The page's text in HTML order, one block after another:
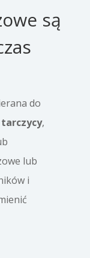
są
do
tarczycy,
lub
i